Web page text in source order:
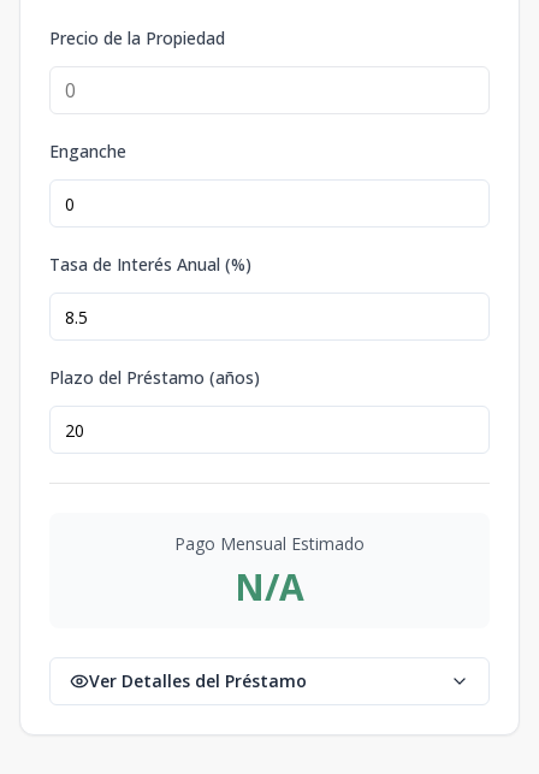
Precio de la Propiedad
Enganche
Tasa de Interés Anual (%)
Plazo del Préstamo (años)
Pago Mensual Estimado
N/A
Ver Detalles del Préstamo